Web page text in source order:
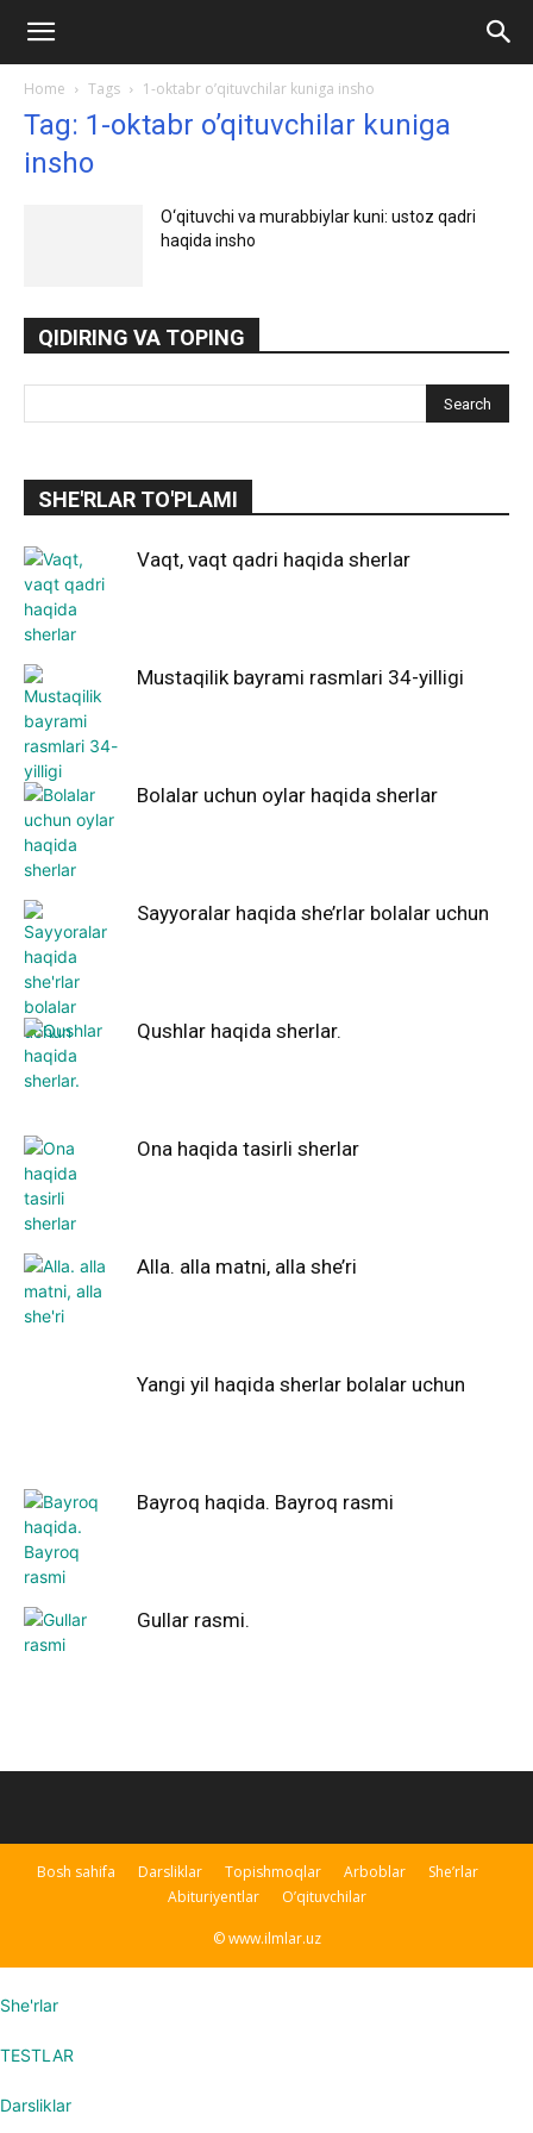
Ilmlar.uz
Home Tags 1-oktabr o’qituvchilar kuniga insho
Tag: 1-oktabr o’qituvchilar kuniga
insho
O‘qituvchi va murabbiylar kuni: ustoz qadri
haqida insho
QIDIRING VA TOPING
SHE'RLAR TO'PLAMI
Vaqt, vaqt qadri haqida sherlar
Mustaqilik bayrami rasmlari 34-yilligi
Bolalar uchun oylar haqida sherlar
Sayyoralar haqida she’rlar bolalar uchun
Qushlar haqida sherlar.
Ona haqida tasirli sherlar
Alla. alla matni, alla she’ri
Yangi yil haqida sherlar bolalar uchun
Bayroq haqida. Bayroq rasmi
Gullar rasmi.
Bosh sahifa Darsliklar Topishmoqlar Arboblar
She’rlar
Abituriyentlar
O’qituvchilar
© www.ilmlar.uz
She'rlar
TESTLAR
Darsliklar